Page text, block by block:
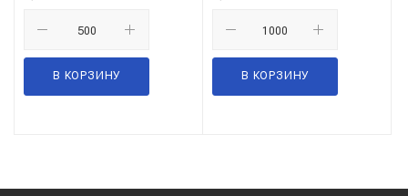
В КОРЗИНУ В КОРЗИНУ